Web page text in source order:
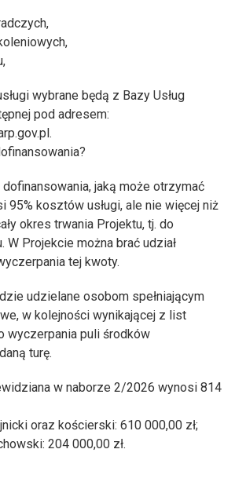
wybrane będą z Bazy Usług
pod adresem:
jaką może otrzymać
95% kosztów usługi, ale nie więcej niż
okres trwania Projektu, tj. do
W Projekcie można brać udział
tej kwoty.
udzielane osobom spełniającym
w kolejności wynikającej z list
wyczerpania puli środków
turę.
w naborze 2/2026 wynosi 814
oraz kościerski: 610 000,00 zł;
204 000,00 zł.